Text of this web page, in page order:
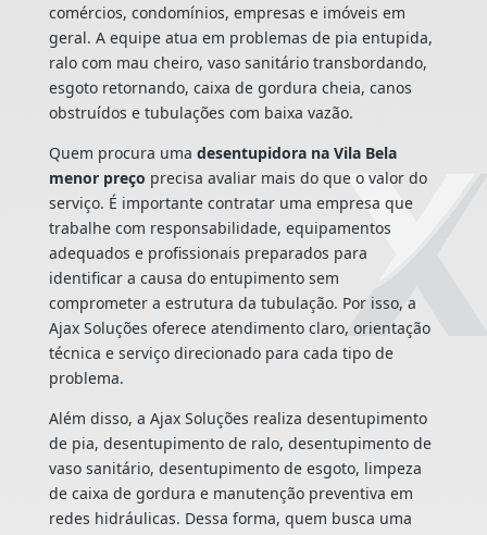
comércios, condomínios, empresas e imóveis em
geral. A equipe atua em problemas de pia entupida,
ralo com mau cheiro, vaso sanitário transbordando,
esgoto retornando, caixa de gordura cheia, canos
obstruídos e tubulações com baixa vazão.
Quem procura uma desentupidora na Vila Bela
menor preço precisa avaliar mais do que o valor do
serviço. É importante contratar uma empresa que
trabalhe com responsabilidade, equipamentos
adequados e profissionais preparados para
identificar a causa do entupimento sem
comprometer a estrutura da tubulação. Por isso, a
Ajax Soluções oferece atendimento claro, orientação
técnica e serviço direcionado para cada tipo de
problema.
Além disso, a Ajax Soluções realiza desentupimento
de pia, desentupimento de ralo, desentupimento de
vaso sanitário, desentupimento de esgoto, limpeza
de caixa de gordura e manutenção preventiva em
redes hidráulicas. Dessa forma, quem busca uma